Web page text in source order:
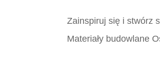
Zainspiruj się i stwórz
Materiały budowlane